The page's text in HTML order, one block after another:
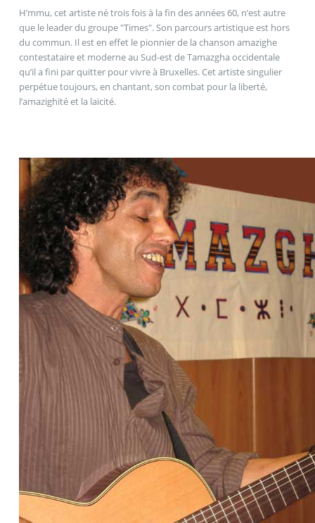
H’mmu, cet artiste né trois fois à la fin des années 60, n’est autre
que le leader du groupe "Times". Son parcours artistique est hors
du commun. Il est en effet le pionnier de la chanson amazighe
contestataire et moderne au Sud-est de Tamazgha occidentale
qu’il a fini par quitter pour vivre à Bruxelles. Cet artiste singulier
perpétue toujours, en chantant, son combat pour la liberté,
l’amazighité et la laïcité.